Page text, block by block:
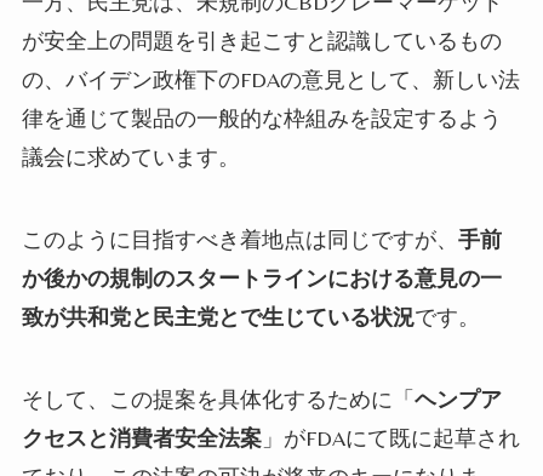
が安全上の問題を引き起こすと認識しているもの
の、バイデン政権下のFDAの意見として、新しい法
律を通じて製品の一般的な枠組みを設定するよう
議会に求めています。
このように目指すべき着地点は同じですが、 手前
か後かの規制のスタートラインにおける意見の一
致が共和党と民主党とで生じている状況です。
そして、この提案を具体化するために「ヘンプア
クセスと消費者安全法案」がFDAにて既に起草され